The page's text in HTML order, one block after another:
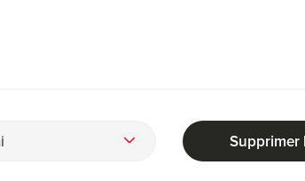
Supprimer